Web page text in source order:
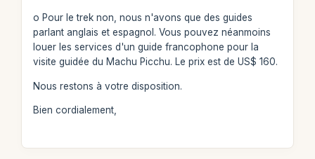
o Pour le trek non, nous n'avons que des guides
parlant anglais et espagnol. Vous pouvez néanmoins
louer les services d'un guide francophone pour la
visite guidée du Machu Picchu. Le prix est de US$ 160.
Nous restons à votre disposition.
Bien cordialement,